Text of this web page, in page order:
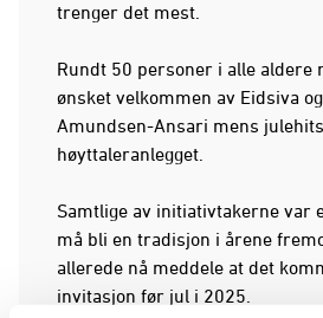
trenger det mest.
Rundt 50 personer i alle aldere
ønsket velkommen av Eidsiva
Amundsen-Ansari mens
høyttaleranlegget.
Samtlige av initiativtakerne var
må bli en tradisjon i årene
allerede nå meddele at det
invitasjon før jul i 2025.